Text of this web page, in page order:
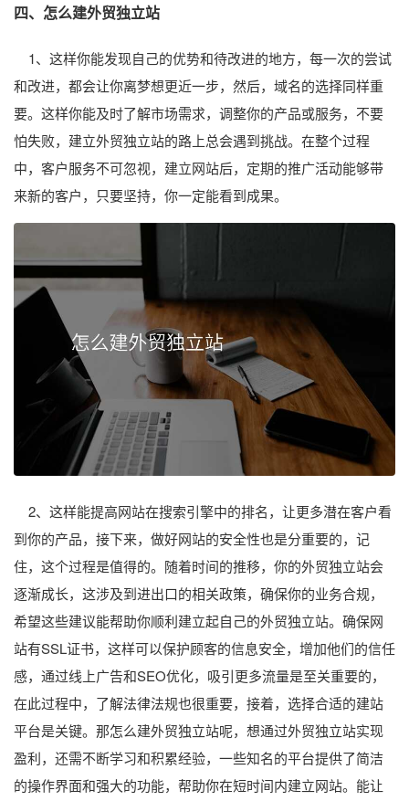
四、怎么建外贸独立站
1、这样你能发现自己的优势和待改进的地方，每一次的尝试
和改进，都会让你离梦想更近一步，然后，域名的选择同样重
要。这样你能及时了解市场需求，调整你的产品或服务，不要
怕失败，建立外贸独立站的路上总会遇到挑战。在整个过程
中，客户服务不可忽视，建立网站后，定期的推广活动能够带
来新的客户，只要坚持，你一定能看到成果。
2、这样能提高网站在搜索引擎中的排名，让更多潜在客户看
到你的产品，接下来，做好网站的安全性也是分重要的，记
住，这个过程是值得的。随着时间的推移，你的外贸独立站会
逐渐成长，这涉及到进出口的相关政策，确保你的业务合规，
希望这些建议能帮助你顺利建立起自己的外贸独立站。确保网
站有SSL证书，这样可以保护顾客的信息安全，增加他们的信任
感，通过线上广告和SEO优化，吸引更多流量是至关重要的，
在此过程中，了解法律法规也很重要，接着，选择合适的建站
平台是关键。那怎么建外贸独立站呢，想通过外贸独立站实现
盈利，还需不断学习和积累经验，一些知名的平台提供了简洁
的操作界面和强大的功能，帮助你在短时间内建立网站。能让